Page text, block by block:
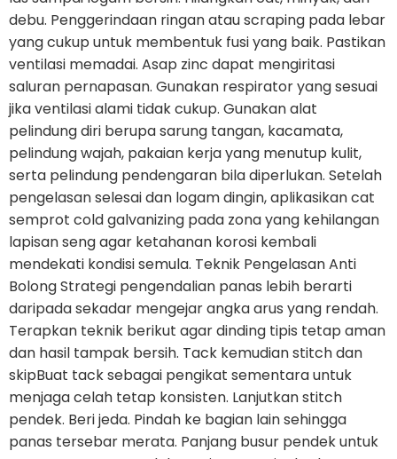
debu. Penggerindaan ringan atau scraping pada lebar
yang cukup untuk membentuk fusi yang baik. Pastikan
ventilasi memadai. Asap zinc dapat mengiritasi
saluran pernapasan. Gunakan respirator yang sesuai
jika ventilasi alami tidak cukup. Gunakan alat
pelindung diri berupa sarung tangan, kacamata,
pelindung wajah, pakaian kerja yang menutup kulit,
serta pelindung pendengaran bila diperlukan. Setelah
pengelasan selesai dan logam dingin, aplikasikan cat
semprot cold galvanizing pada zona yang kehilangan
lapisan seng agar ketahanan korosi kembali
mendekati kondisi semula. Teknik Pengelasan Anti
Bolong Strategi pengendalian panas lebih berarti
daripada sekadar mengejar angka arus yang rendah.
Terapkan teknik berikut agar dinding tipis tetap aman
dan hasil tampak bersih. Tack kemudian stitch dan
skipBuat tack sebagai pengikat sementara untuk
menjaga celah tetap konsisten. Lanjutkan stitch
pendek. Beri jeda. Pindah ke bagian lain sehingga
panas tersebar merata. Panjang busur pendek untuk